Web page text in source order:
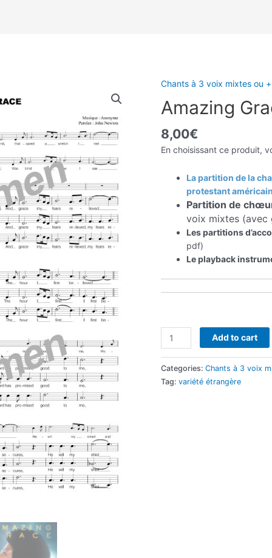
Chants à 3 voix mixtes ou +
Amazing
8,00€
En choisissant ce produit,
La partition de la
protestant américain
Partition de
voix mixtes (avec
Les partitions
pdf)
Le playback
Amazing
Grace
(chant)
quantity
Add to cart
Categories: Chants à 3 voix
Tag: variété étrangère